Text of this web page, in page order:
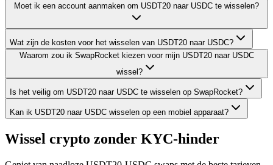
Moet ik een account aanmaken om USDT20 naar USDC te wisselen?
Wat zijn de kosten voor het wisselen van USDT20 naar USDC?
Waarom zou ik SwapRocket kiezen voor mijn USDT20 naar USDC
wissel?
Is het veilig om USDT20 naar USDC te wisselen op SwapRocket?
Kan ik USDT20 naar USDC wisselen op een mobiel apparaat?
Wissel crypto zonder KYC-hinder